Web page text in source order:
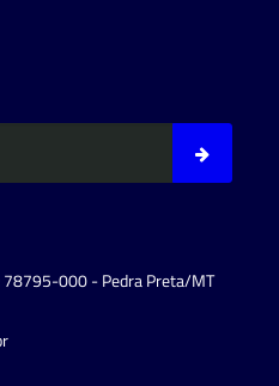
78795-000 - Pedra Preta/MT